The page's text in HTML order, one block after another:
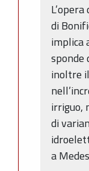
di
implica
sponde
inoltre
irriguo,
di
a